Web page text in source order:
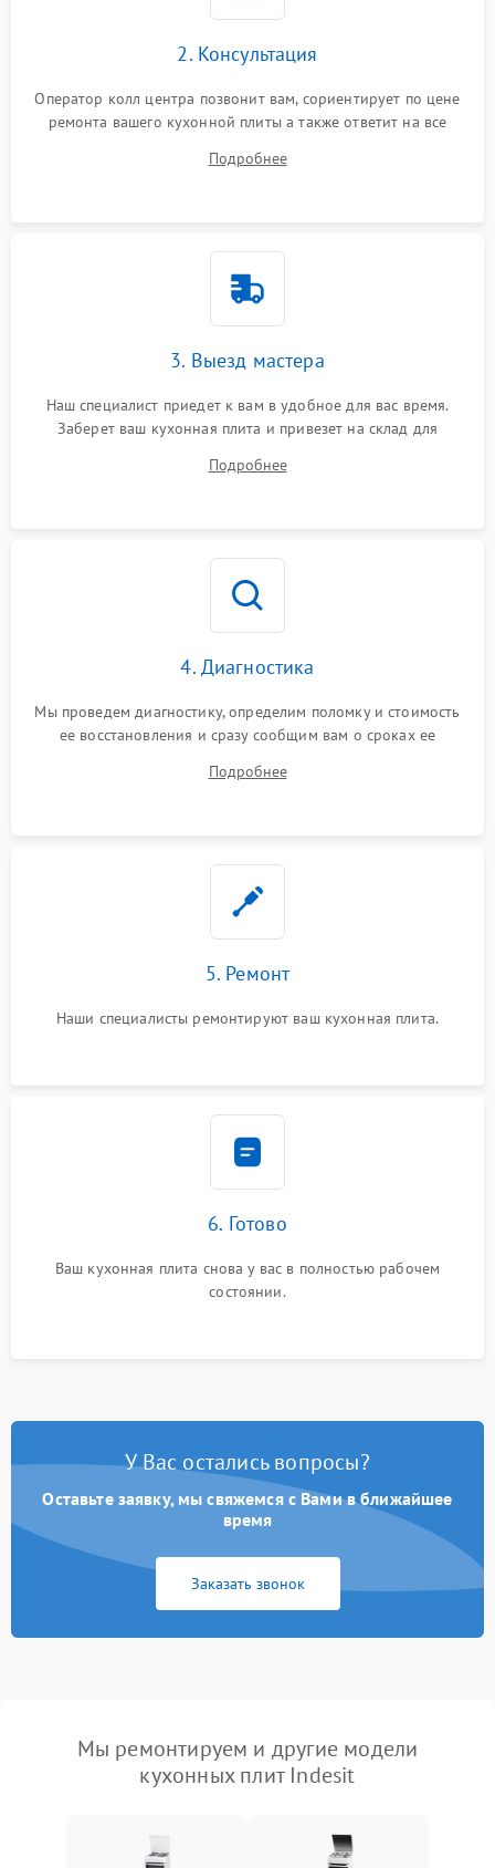
2. Консультация
Оператор колл центра позвонит вам, сориентирует по цене
ремонта вашего кухонной плиты а также ответит на все
Подробнее
3. Выезд мастера
Наш специалист приедет к вам в удобное для вас время.
Заберет ваш кухонная плита и привезет на склад для
Подробнее
4. Диагностика
Мы проведем диагностику, определим поломку и стоимость
ее восстановления и сразу сообщим вам о сроках ее
Подробнее
5. Ремонт
Наши специалисты ремонтируют ваш кухонная плита.
6. Готово
Ваш кухонная плита снова у вас в полностью рабочем
состоянии.
У Вас остались вопросы?
Оставьте заявку, мы свяжемся с Вами в ближайшее
время
Заказать звонок
Мы ремонтируем и другие модели
кухонных плит Indesit